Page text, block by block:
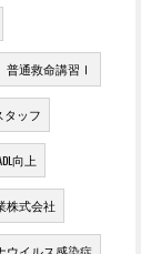
普通救命講習Ⅰ
タッフ
向上
株式会社